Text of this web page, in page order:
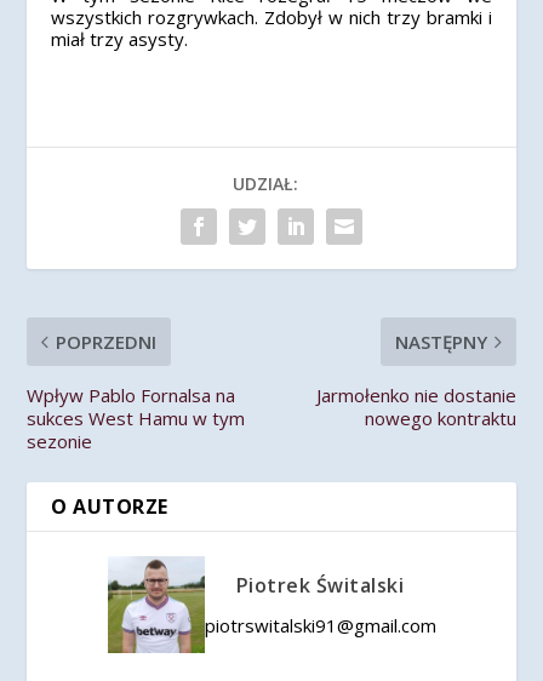
wszystkich rozgrywkach. Zdobył w nich trzy bramki i
miał trzy asysty.
UDZIAŁ:
POPRZEDNI
Wpływ Pablo Fornalsa na
sukces West Hamu w tym
sezonie
NASTĘPNY
Jarmołenko nie dostanie
nowego kontraktu
O AUTORZE
Piotrek Świtalski
piotrswitalski91@gmail.com